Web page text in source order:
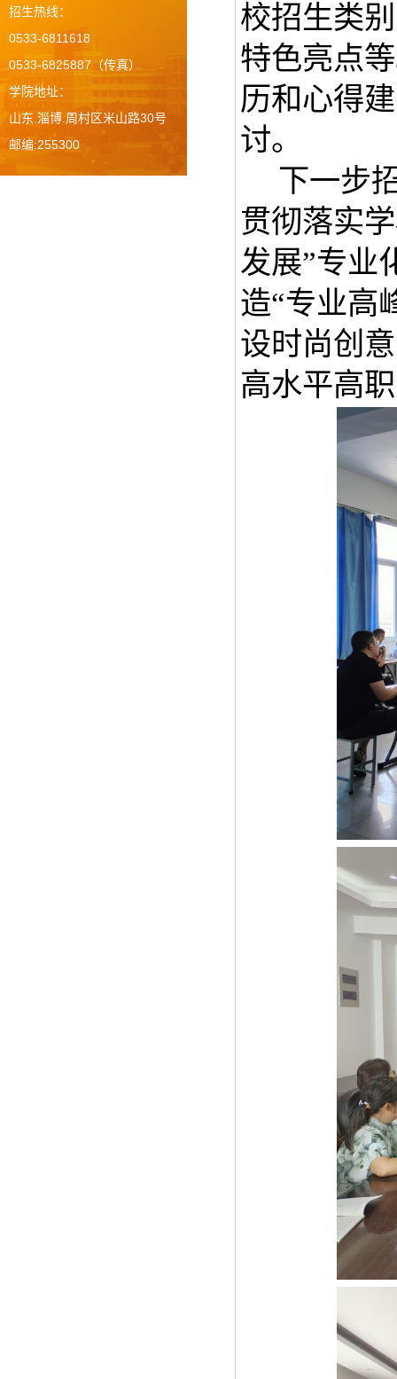
招生热线：
0533-6811618
0533-6825887（传真）
学院地址：
山东.淄博.周村区米山路30号
邮编:255300
校招生类
特色亮点等
历和心得
讨。
下一步
贯彻落实
发展”专业
造“专业高
设时尚创
高水平高